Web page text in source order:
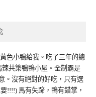
色小鴨給我。吃了三年的總
共築鴨鴨小屋。全制霸是
。沒有絕對的好吃，只有選
!!!!) 馬有失蹄，鴨有錯掌，